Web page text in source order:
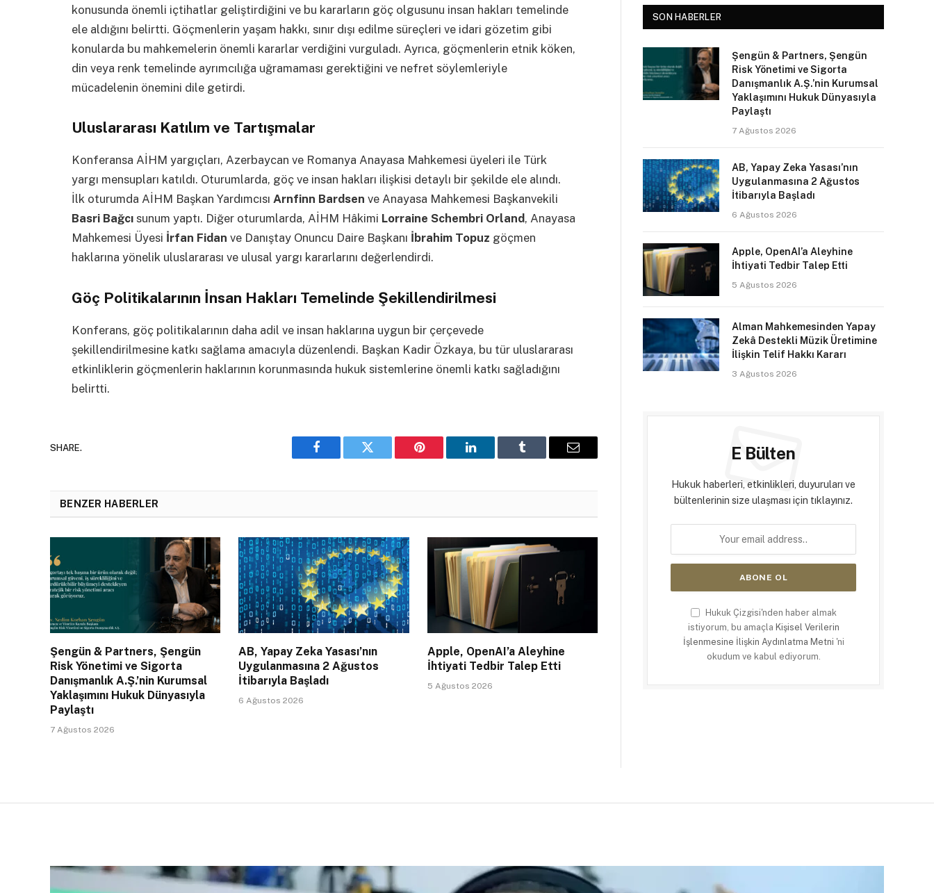
konusunda önemli içtihatlar geliştirdiğini ve bu kararların göç olgusunu insan hakları temelinde
ele aldığını belirtti. Göçmenlerin yaşam hakkı, sınır dışı edilme süreçleri ve idari gözetim gibi
konularda bu mahkemelerin önemli kararlar verdiğini vurguladı. Ayrıca, göçmenlerin etnik köken,
din veya renk temelinde ayrımcılığa uğramaması gerektiğini ve nefret söylemleriyle
mücadelenin önemini dile getirdi.
Uluslararası Katılım ve Tartışmalar
Konferansa AİHM yargıçları, Azerbaycan ve Romanya Anayasa Mahkemesi üyeleri ile Türk
yargı mensupları katıldı. Oturumlarda, göç ve insan hakları ilişkisi detaylı bir şekilde ele alındı.
İlk oturumda AİHM Başkan Yardımcısı Arnfinn Bardsen ve Anayasa Mahkemesi Başkanvekili
Basri Bağcı sunum yaptı. Diğer oturumlarda, AİHM Hâkimi Lorraine Schembri Orland, Anayasa
Mahkemesi Üyesi İrfan Fidan ve Danıştay Onuncu Daire Başkanı İbrahim Topuz göçmen
haklarına yönelik uluslararası ve ulusal yargı kararlarını değerlendirdi.
Göç Politikalarının İnsan Hakları Temelinde Şekillendirilmesi
Konferans, göç politikalarının daha adil ve insan haklarına uygun bir çerçevede
şekillendirilmesine katkı sağlama amacıyla düzenlendi. Başkan Kadir Özkaya, bu tür uluslararası
etkinliklerin göçmenlerin haklarının korunmasında hukuk sistemlerine önemli katkı sağladığını
belirtti.
SHARE.
Facebook Twitter Pinterest LinkedIn Tumblr Email
BENZER HABERLER
Şengün & Partners, Şengün
Risk Yönetimi ve Sigorta
Danışmanlık A.Ş.’nin Kurumsal
Yaklaşımını Hukuk Dünyasıyla
Paylaştı
7 Ağustos 2026
AB, Yapay Zeka Yasası’nın
Uygulanmasına 2 Ağustos
İtibarıyla Başladı
6 Ağustos 2026
Apple, OpenAI’a Aleyhine
İhtiyati Tedbir Talep Etti
5 Ağustos 2026
SON HABERLER
Şengün & Partners, Şengün
Risk Yönetimi ve Sigorta
Danışmanlık A.Ş.’nin Kurumsal
Yaklaşımını Hukuk Dünyasıyla
Paylaştı
7 Ağustos 2026
AB, Yapay Zeka Yasası’nın
Uygulanmasına 2 Ağustos
İtibarıyla Başladı
6 Ağustos 2026
Apple, OpenAI’a Aleyhine
İhtiyati Tedbir Talep Etti
5 Ağustos 2026
Alman Mahkemesinden Yapay
Zekâ Destekli Müzik Üretimine
İlişkin Telif Hakkı Kararı
3 Ağustos 2026
E Bülten
Hukuk haberleri, etkinlikleri, duyuruları ve
bültenlerinin size ulaşması için tıklayınız.
Hukuk Çizgisi'nden haber almak
istiyorum, bu amaçla Kişisel Verilerin
İşlenmesine İlişkin Aydınlatma Metni 'ni
okudum ve kabul ediyorum.